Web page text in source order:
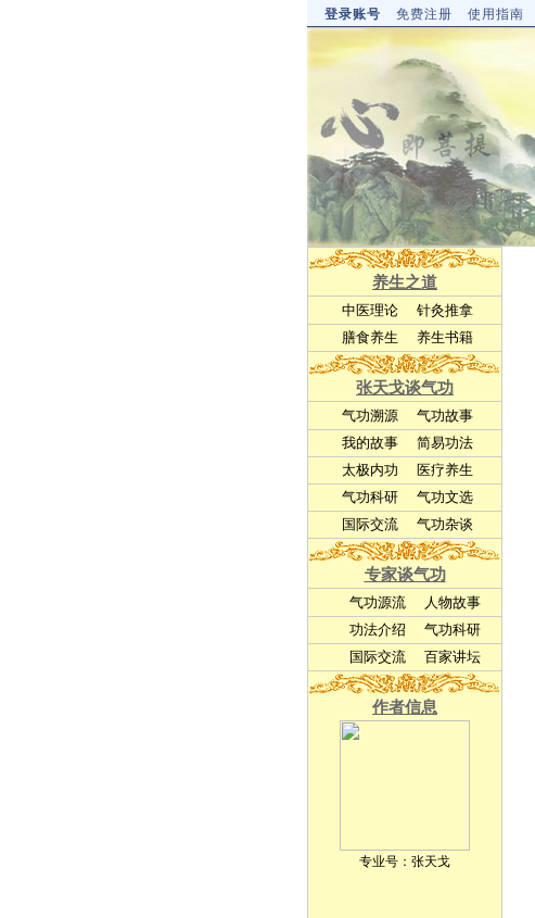
登录账号 免费注册 使用指南
养生之道
中医理论
针灸推拿
膳食养生
养生书籍
张天戈谈气功
气功溯源
气功故事
我的故事
简易功法
太极内功
医疗养生
气功科研
气功文选
国际交流
气功杂谈
专家谈气功
气功源流
人物故事
功法介绍
气功科研
国际交流
百家讲坛
作者信息
专业号： 张天戈